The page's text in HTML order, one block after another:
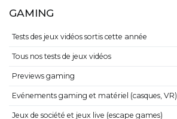
GAMING
Tests des jeux vidéos sortis cette année
Tous nos tests de jeux vidéos
Previews gaming
Evénements gaming et matériel (casques, VR)
Jeux de société et jeux live (escape games)